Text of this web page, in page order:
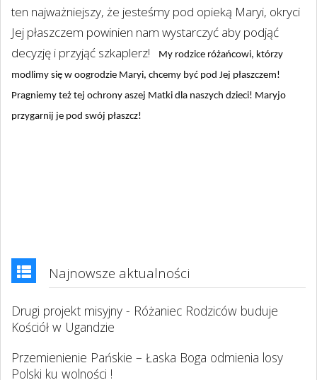
ten najważniejszy, że jesteśmy pod opieką Maryi, okryci
Jej płaszczem powinien nam wystarczyć aby podjąć
decyzję i przyjąć szkaplerz!
My rodzice różańcowi, którzy
modlimy się w oogrodzie Maryi, chcemy być pod Jej płaszczem!
Pragniemy też tej ochrony aszej Matki dla naszych dzieci! Maryjo
przygarnij je pod swój płaszcz!
Najnowsze aktualności
Drugi projekt misyjny - Różaniec Rodziców buduje
Kościół w Ugandzie
Przemienienie Pańskie – Łaska Boga odmienia losy
Polski ku wolności !